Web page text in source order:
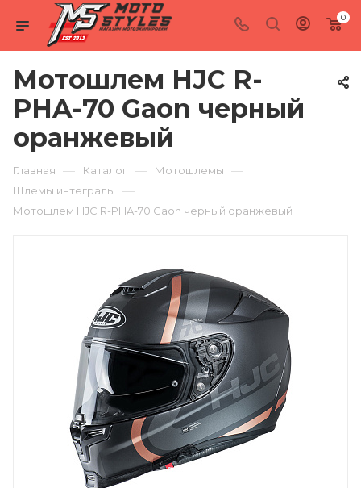
0
Мотошлем HJC R-
PHA-70 Gaon черный
оранжевый
Главная — Каталог — Мотошлемы —
Шлемы интегралы —
Мотошлем HJC R-PHA-70 Gaon черный оранжевый